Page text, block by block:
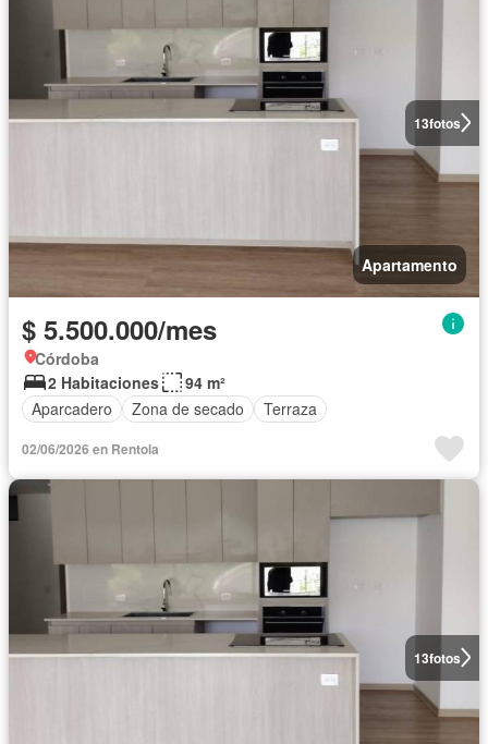
13fotos
Apartamento
$ 5.500.000/mes
Córdoba
2 Habitaciones
94 m²
Aparcadero
Zona de secado Terraza
02/06/2026 en Rentola
13fotos